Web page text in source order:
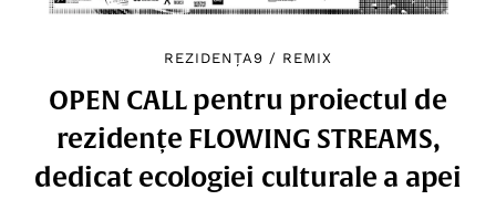
REZIDENȚA9 / REMIX
OPEN CALL pentru proiectul de
rezidențe FLOWING STREAMS,
dedicat ecologiei culturale a apei